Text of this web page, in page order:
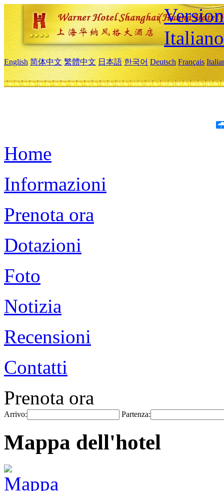
Italiano
English 简体中文 繁體中文 日本語 한국어 Deutsch Français
Home
Informazioni
Prenota ora
Dotazioni
Foto
Notizia
Recensioni
Contatti
Prenota ora
Arrivo: Partenza:
Mappa dell'hotel